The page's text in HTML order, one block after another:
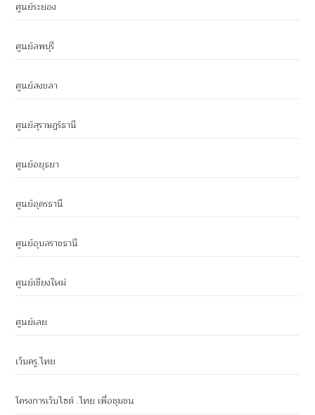
ศูนย์ระยอง
ศูนย์ลพบุรี
ศูนย์สงขลา
ศูนย์สุราษฎร์ธานี
ศูนย์อยุธยา
ศูนย์อุดรธานี
ศูนย์อุบลราชธานี
ศูนย์เชียงใหม่
ศูนย์เลย
เว็บครู.ไทย
โครงการเว็บไซต์ .ไทย เพื่อชุมชน